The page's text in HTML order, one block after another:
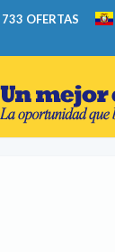
733 OFERTAS